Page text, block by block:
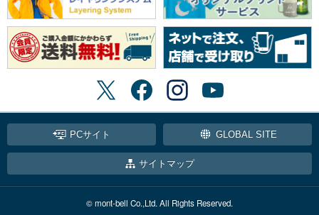
PCサイト GLOBAL SITE
サイトマップ
© mont-bell Co.,Ltd. All Rights Reserved.